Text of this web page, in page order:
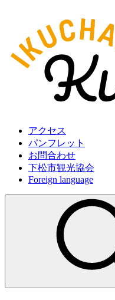
アクセス
パンフレット
お問合わせ
下松市観光協会
Foreign language